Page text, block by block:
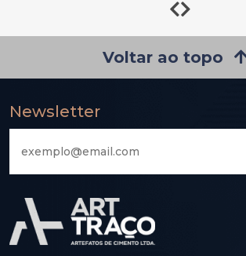
Voltar ao topo
Newsletter